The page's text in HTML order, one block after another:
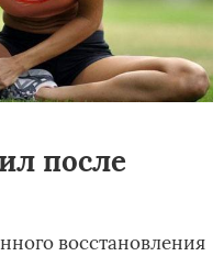
после
восстановления